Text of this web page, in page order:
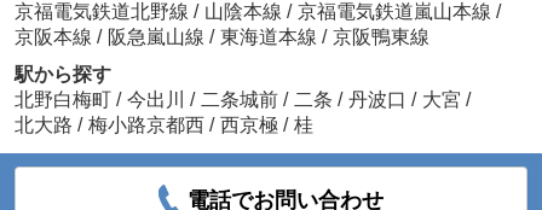
京福電気鉄道北野線 / 山陰本線 / 京福電気鉄道嵐山本線 /
京阪本線 / 阪急嵐山線 / 東海道本線 / 京阪鴨東線
駅から探す
北野白梅町 / 今出川 / 二条城前 / 二条 / 丹波口 / 大宮 /
北大路 / 梅小路京都西 / 西京極 / 桂
電話でお問い合わせ